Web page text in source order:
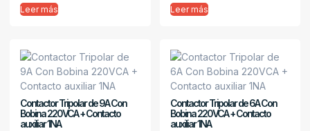
Leer más Leer más
Contactor Tripolar de 9A Con
Bobina 220VCA + Contacto
auxiliar 1NA
Contactor Tripolar de 6A Con
Bobina 220VCA + Contacto
auxiliar 1NA